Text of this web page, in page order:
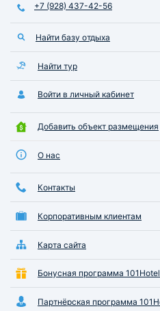
+7 (928) 437-42-56
Найти базу отдыха
Найти тур
Войти в личный кабинет
Добавить объект размещения
О нас
Контакты
Корпоративным клиентам
Карта сайта
Бонусная программа
Партнёрская программа